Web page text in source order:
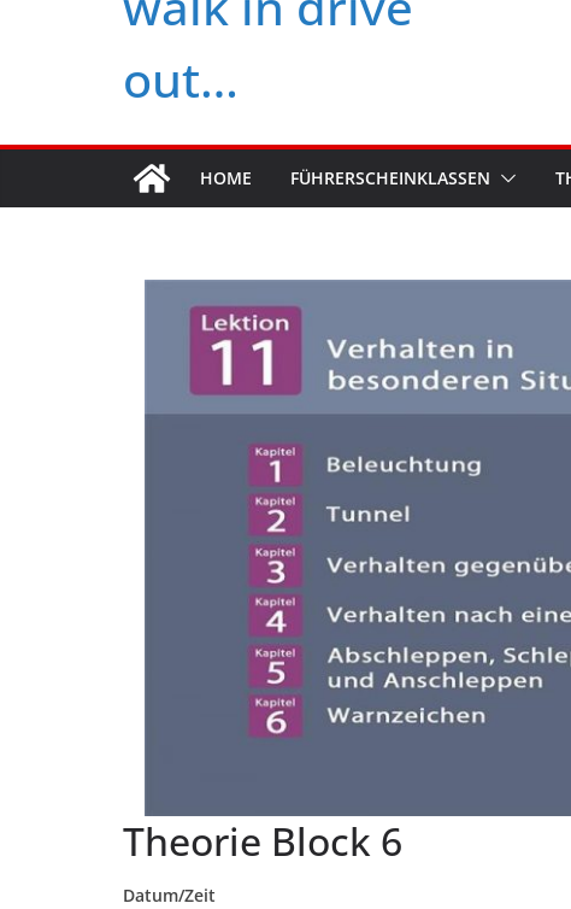
out…
HOME FÜHRERSCHEINKLASSEN
Theorie Block 6
Datum/Zeit